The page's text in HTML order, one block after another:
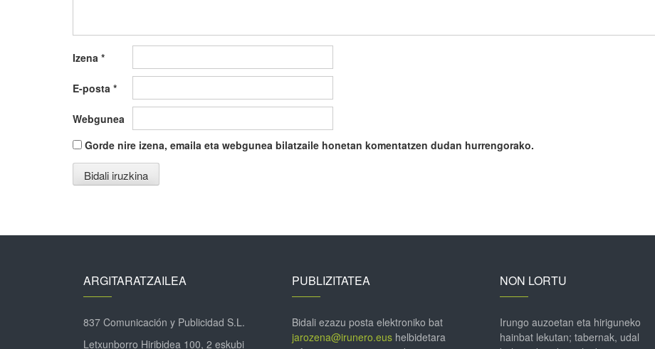
Izena *
E-posta *
Webgunea
Gorde nire izena, emaila eta webgunea bilatzaile honetan komentatzen dudan hurrengorako.
ARGITARATZAILEA
837 Comunicación y Publicidad S.L.
Letxunborro Hiribidea 100, 2 eskubi
PUBLIZITATEA
Bidali ezazu posta elektroniko bat
jarozena@irunero.eushelbidetara
NON LORTU
Irungo auzoetan eta hiriguneko
hainbat lekutan; tabernak, udal